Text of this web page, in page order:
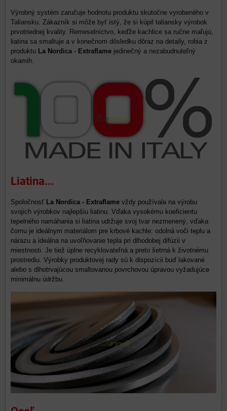
Výrobný systém zaručuje hodnotu produktu skutočne vyrobeného v
Taliansku. Zákazník si môže byť istý, že si kúpil taliansky výrobok
prvotriednej kvality. Remeselníctvo, keďže kachlice sa ručne maľujú,
liatina sa smaltuje a v konečnom dôsledku dôraz na detaily, robia z
produktu La Nordica - Extraflame jedinečný a nezabudnuteľný
okamih.
Liatina...
Spoločnosť La Nordica - Extraflame vždy používala na výrobu
svojich výrobkov najlepšiu liatinu. Vďaka vysokému koeficientu
tepelného namáhania si liatina udržuje svoj tvar nezmenený, vďaka
čomu je ideálnym materiálom pre krbové kachle: odolná voči teplu a
nárazu a ideálna na uvoľňovanie tepla pri dlhodobej difúzii v
miestnosti. Je tiež úplne recyklovateľná a preto šetrná k životnému
prostrediu. Výrobky produktovej rady sú k dispozícii buď lakované
alebo s dlhotrvajúcou smaltovanou povrchovou úpravou vyžadujúce
minimálnu údržbu.